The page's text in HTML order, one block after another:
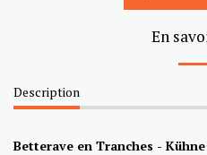
En
Description
Betterave en Tranches -